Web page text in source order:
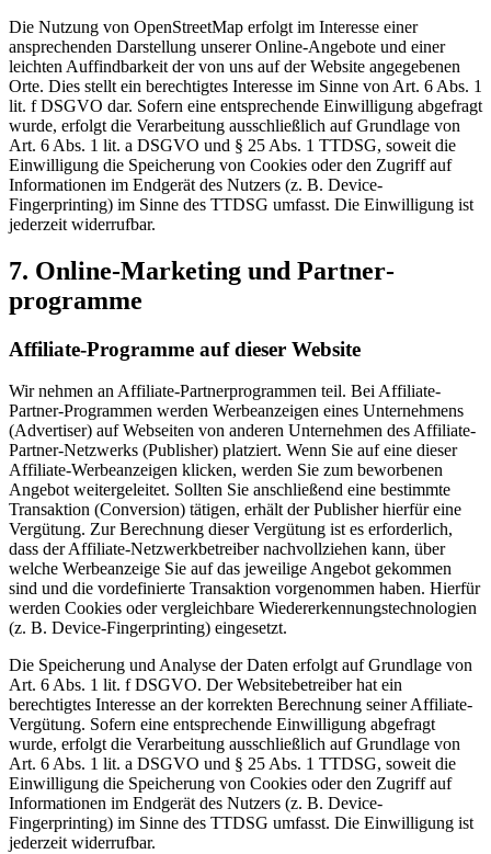
Die Nutzung von OpenStreetMap erfolgt im Interesse einer
ansprechenden Darstellung unserer Online-Angebote und einer
leichten Auffindbarkeit der von uns auf der Website angegebenen
Orte. Dies stellt ein berechtigtes Interesse im Sinne von Art. 6 Abs. 1
lit. f DSGVO dar. Sofern eine entsprechende Einwilligung abgefragt
wurde, erfolgt die Verarbeitung ausschließlich auf Grundlage von
Art. 6 Abs. 1 lit. a DSGVO und § 25 Abs. 1 TTDSG, soweit die
Einwilligung die Speicherung von Cookies oder den Zugriff auf
Informationen im Endgerät des Nutzers (z. B. Device-
Fingerprinting) im Sinne des TTDSG umfasst. Die Einwilligung ist
jederzeit widerrufbar.
7. Online-Marketing und Partner­
programme
Affiliate-Programme auf dieser Website
Wir nehmen an Affiliate-Partnerprogrammen teil. Bei Affiliate-
Partner-Programmen werden Werbeanzeigen eines Unternehmens
(Advertiser) auf Webseiten von anderen Unternehmen des Affiliate-
Partner-Netzwerks (Publisher) platziert. Wenn Sie auf eine dieser
Affiliate-Werbeanzeigen klicken, werden Sie zum beworbenen
Angebot weitergeleitet. Sollten Sie anschließend eine bestimmte
Transaktion (Conversion) tätigen, erhält der Publisher hierfür eine
Vergütung. Zur Berechnung dieser Vergütung ist es erforderlich,
dass der Affiliate-Netzwerkbetreiber nachvollziehen kann, über
welche Werbeanzeige Sie auf das jeweilige Angebot gekommen
sind und die vordefinierte Transaktion vorgenommen haben. Hierfür
werden Cookies oder vergleichbare Wiedererkennungstechnologien
(z. B. Device-Fingerprinting) eingesetzt.
Die Speicherung und Analyse der Daten erfolgt auf Grundlage von
Art. 6 Abs. 1 lit. f DSGVO. Der Websitebetreiber hat ein
berechtigtes Interesse an der korrekten Berechnung seiner Affiliate-
Vergütung. Sofern eine entsprechende Einwilligung abgefragt
wurde, erfolgt die Verarbeitung ausschließlich auf Grundlage von
Art. 6 Abs. 1 lit. a DSGVO und § 25 Abs. 1 TTDSG, soweit die
Einwilligung die Speicherung von Cookies oder den Zugriff auf
Informationen im Endgerät des Nutzers (z. B. Device-
Fingerprinting) im Sinne des TTDSG umfasst. Die Einwilligung ist
jederzeit widerrufbar.